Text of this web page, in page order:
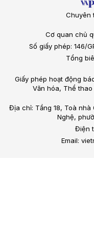
Chuyên
Cơ quan chủ
Số giấy phép: 146/
Tổng
Giấy phép hoạt động
Văn hóa, Thể
Địa chỉ: Tầng 18, Toà
Nghệ,
Điện
Email: